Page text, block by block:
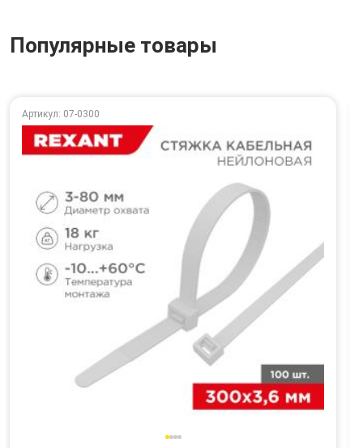
Популярные товары
Артикул: 07-0300